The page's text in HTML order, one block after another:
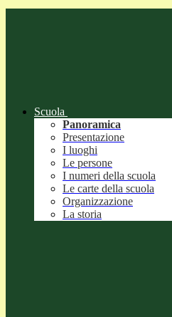
Scuola
Panoramica
Presentazione
I luoghi
Le persone
I numeri della scuola
Le carte della scuola
Organizzazione
La storia